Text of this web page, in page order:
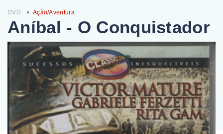
DVD Ação/Aventura
Aníbal - O Conquistador